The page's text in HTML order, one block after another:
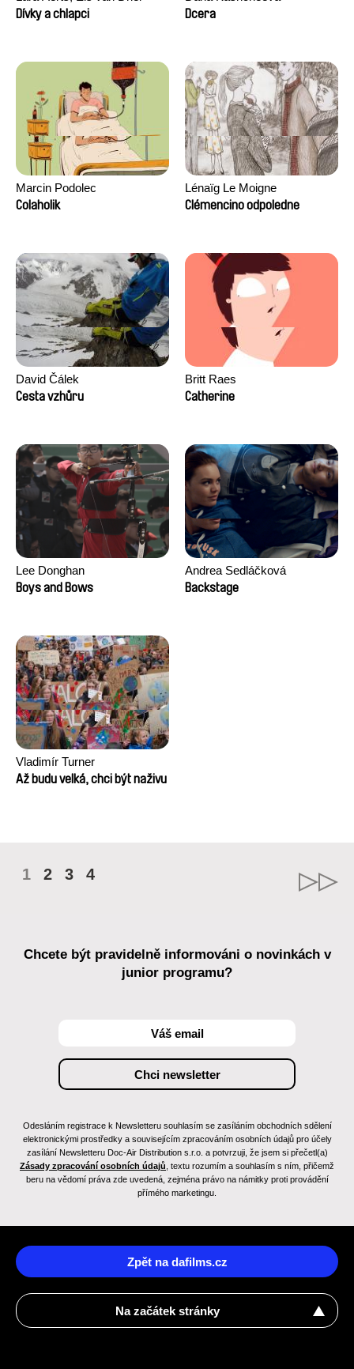
Dívky a chlapci
Dcera
Marcin Podolec
Colaholik
Lénaïg Le Moigne
Clémencino odpoledne
David Čálek
Cesta vzhůru
Britt Raes
Catherine
Lee Donghan
Boys and Bows
Andrea Sedláčková
Backstage
Vladimír Turner
Až budu velká, chci být naživu
1 2 3 4
Chcete být pravidelně informováni o novinkách v
junior programu?
Odesláním registrace k Newsletteru souhlasím se zasíláním obchodních sdělení
elektronickými prostředky a souvisejícím zpracováním osobních údajů pro účely
zasílání Newsletteru Doc-Air Distribution s.r.o. a potvrzuji, že jsem si přečetl(a)
Zásady zpracování osobních údajů , textu rozumím a souhlasím s ním, přičemž
beru na vědomí práva zde uvedená, zejména právo na námitky proti provádění
přímého marketingu.
Zpět na dafilms.cz
Na začátek stránky